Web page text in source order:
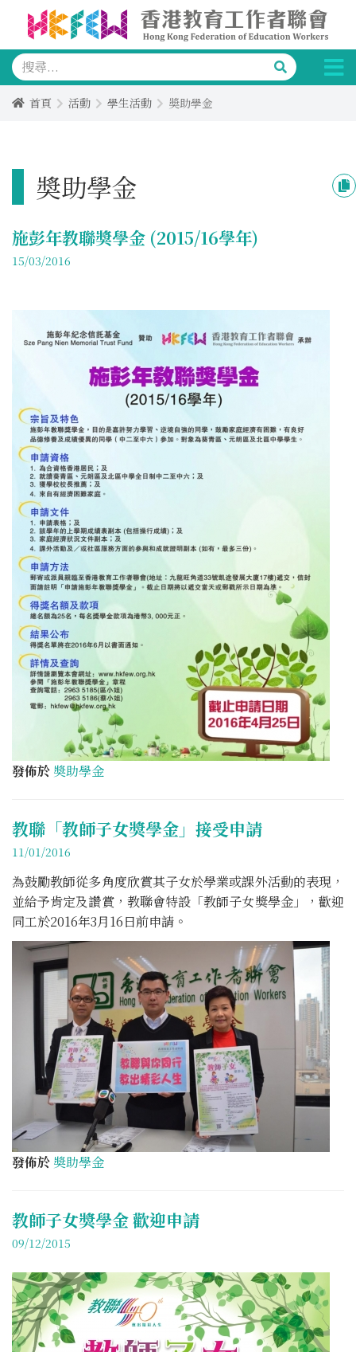
首頁 活動 學生活動 奬助學金
奬助學金
施彭年教聯獎學金 (2015/16學年)
15/03/2016
發佈於 奬助學金
教聯「教師子女獎學金」接受申請
11/01/2016
為鼓勵教師從多角度欣賞其子女於學業或課外活動的表現，
並給予肯定及讚賞，教聯會特設「教師子女獎學金」，歡迎
同工於2016年3月16日前申請。
發佈於 奬助學金
教師子女獎學金 歡迎申請
09/12/2015